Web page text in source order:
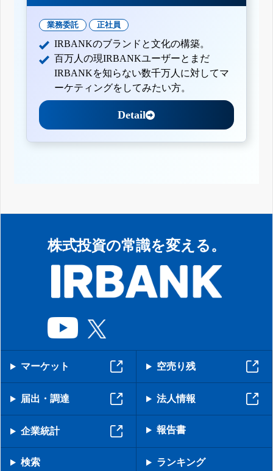
業務委託 正社員
IRBANKのブランドと文化の構築。
百万人の現IRBANKユーザーとまだ
IRBANKを知らない数千万人に対してマ
ーケティングをしてみたい方。
Detail
株式投資の常識を変える。
マーケット 空売り残
届出・調達 法人情報
企業統計 報告書
検索 ランキング